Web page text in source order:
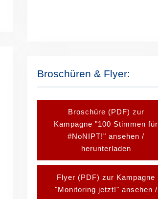
Broschüren & Flyer:
Broschüre (PDF) zur
Kampagne "100 Stimmen für
#NoNIPT!" ansehen /
herunterladen
Flyer (PDF) zur Kampagne
"Monitoring jetzt!" ansehen /